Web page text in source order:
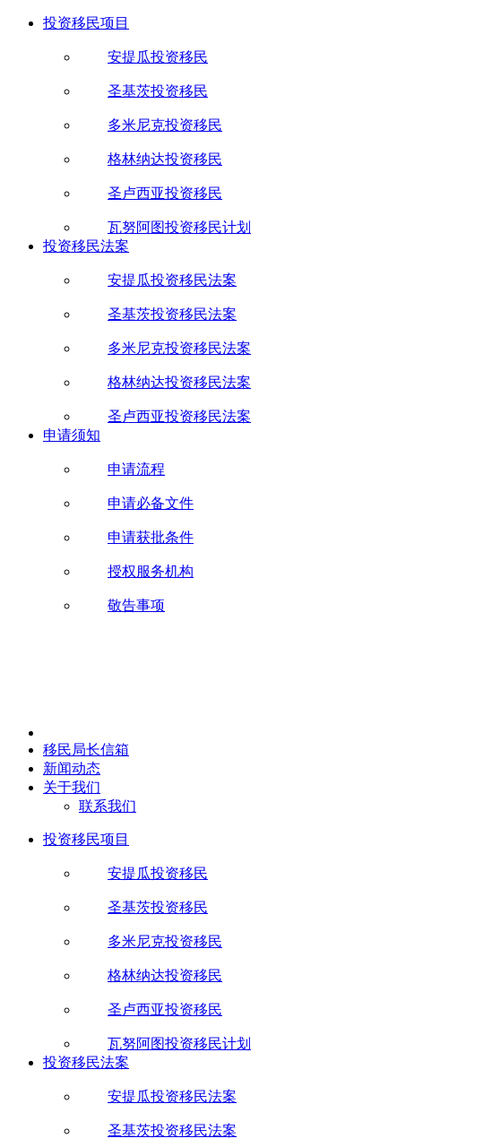
投资移民项目
安提瓜投资移民
圣基茨投资移民
多米尼克投资移民
格林纳达投资移民
圣卢西亚投资移民
瓦努阿图投资移民计划
投资移民法案
安提瓜投资移民法案
圣基茨投资移民法案
多米尼克投资移民法案
格林纳达投资移民法案
圣卢西亚投资移民法案
申请须知
申请流程
申请必备文件
申请获批条件
授权服务机构
敬告事项
移民局长信箱
新闻动态
关于我们
联系我们
投资移民项目
安提瓜投资移民
圣基茨投资移民
多米尼克投资移民
格林纳达投资移民
圣卢西亚投资移民
瓦努阿图投资移民计划
投资移民法案
安提瓜投资移民法案
圣基茨投资移民法案